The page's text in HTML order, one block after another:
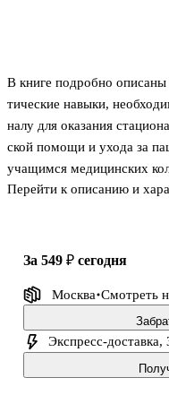
В книге подробно
тические навыки,
налу для оказания
ской помощи и ухода за
учащимся медицинских
персоналу лечебно-
Перейти к описанию и
за 549 ₽ сегодня
Москва Смотреть
Экспресс-доставка,